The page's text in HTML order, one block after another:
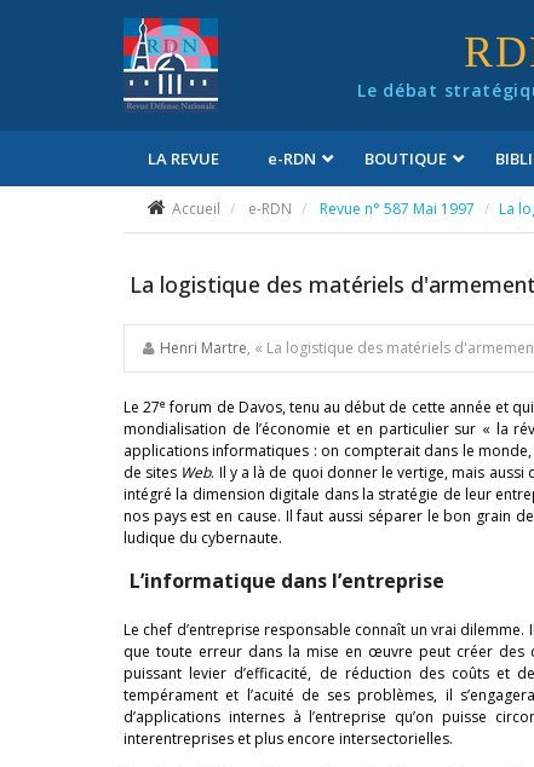
Le débat
LA REVUE e-RDN BOUTIQUE
Accueil e-RDN Revue n° 587 Mai 1997 La
La logistique des matériels d'armement
Henri Martre, « La logistique des matériels
Le 27eforum de Davos, tenu au début de cette année et qui
mondialisation de l’économie et en particulier sur « la
applications informatiques : on compterait dans le monde,
de sites Web. Il y a là de quoi donner le vertige, mais
intégré la dimension digitale dans la stratégie de leur
nos pays est en cause. Il faut aussi séparer le bon grain
ludique du cybernaute.
L’informatique dans l’entreprise
Le chef d’entreprise responsable connaît un vrai
que toute erreur dans la mise en œuvre peut créer des
puissant levier d’efficacité, de réduction des coûts et
tempérament et l’acuité de ses problèmes, il
d’applications internes à l’entreprise qu’on puisse
interentreprises et plus encore intersectorielles.